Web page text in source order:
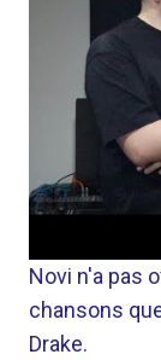
Novi n'a pas
chansons
Drake.